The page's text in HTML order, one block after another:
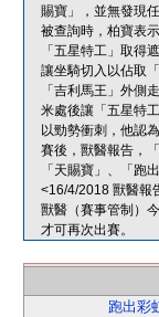
賜寶」，並無發現
被查詢時，柏寶表
「五星特工」取得
讓坐騎切入以佔取
「吉利馬王」外側
米處後讓「五星特
以勁勢衝刺，他認
賽後，獸醫報告，
「天賜寶」、「跑
<16/4/2018 獸醫報
獸醫（賽事管制）
才可再次出賽。
跑出彩